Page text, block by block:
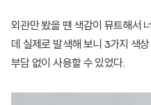
외관만 봤을 땐 색감이 뮤트해서
데 실제로 발색해 보니 3가지 색
부담 없이 사용할 수 있었다.